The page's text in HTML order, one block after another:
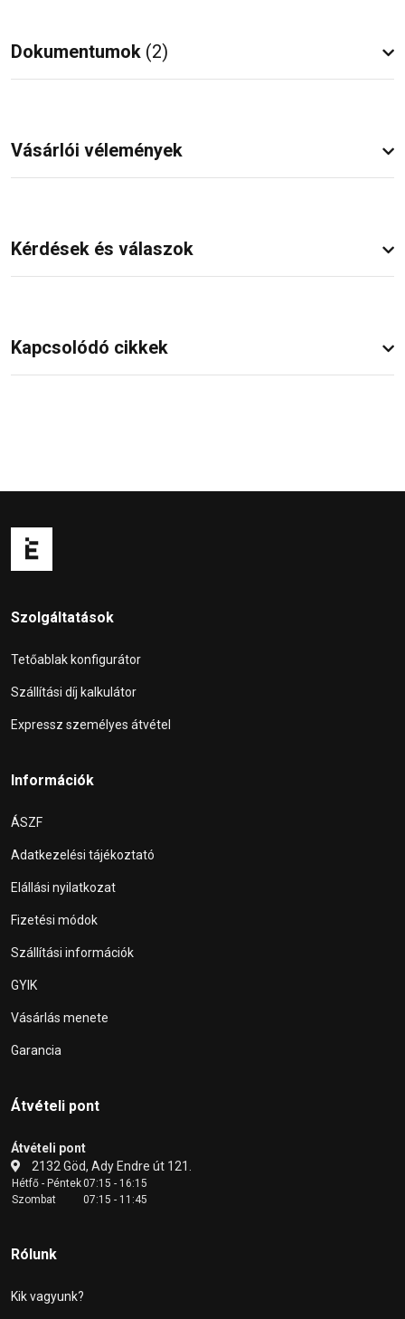
Dokumentumok (2)
Vásárlói vélemények
Kérdések és válaszok
Kapcsolódó cikkek
Szolgáltatások
Tetőablak konfigurátor
Szállítási díj kalkulátor
Expressz személyes átvétel
Információk
ÁSZF
Adatkezelési tájékoztató
Elállási nyilatkozat
Fizetési módok
Szállítási információk
GYIK
Vásárlás menete
Garancia
Átvételi pont
Átvételi pont
2132 Göd, Ady Endre út 121.
Hétfő - Péntek07:15 - 16:15
Szombat
07:15 - 11:45
Rólunk
Kik vagyunk?